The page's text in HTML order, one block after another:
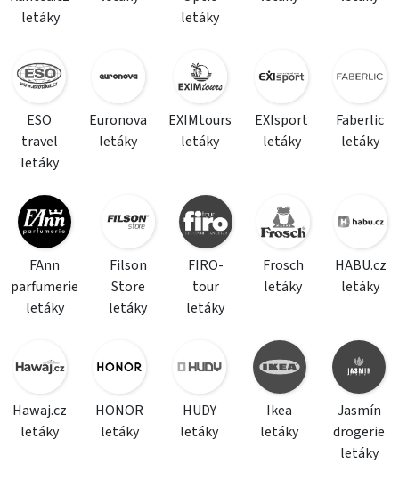
letáky
letáky
ESO
travel
letáky
Euronova
letáky
EXIMtours
letáky
EXIsport
letáky
Faberlic
letáky
FAnn
parfumerie
letáky
Filson
Store
letáky
FIRO-
tour
letáky
Frosch
letáky
HABU.cz
letáky
Hawaj.cz
letáky
HONOR
letáky
HUDY
letáky
Ikea
letáky
Jasmín
drogerie
letáky